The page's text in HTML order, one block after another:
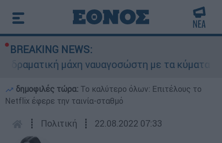
BREAKING NEWS:
μάχη ναυαγοσώστη με τα κύματα για να
δημοφιλές τώρα: Το καλύτερο όλων: Επιτέλους το
Netflix έφερε την ταινία-σταθμό
┋ Πολιτική ┋ 22.08.2022 07:33